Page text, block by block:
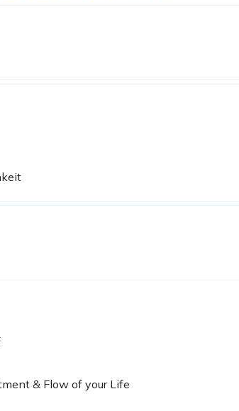
& Flow of your Life